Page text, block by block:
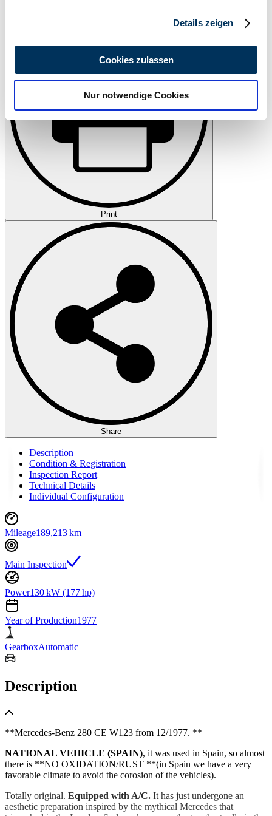
analysieren. Außerdem geben wir Informationen zu Ihrer
Verwendung unserer Website an unsere Partner für
soziale Medien, Werbung und Analysen weiter. Unsere
Partner führen diese Informationen möglicherweise mit
weiteren Daten zusammen, die Sie ihnen bereitgestellt
haben oder die sie im Rahmen Ihrer Nutzung der Dienste
gesammelt haben.Datenschutzerklärung
Details zeigen
Cookies zulassen
Nur notwendige Cookies
Print
Share
Description
Condition & Registration
Inspection Report
Technical Details
Individual Configuration
Mileage189,213 km
Main Inspection
Power130 kW (177 hp)
Year of Production1977
GearboxAutomatic
Description
**Mercedes-Benz 280 CE W123 from 12/1977. **
NATIONAL VEHICLE (SPAIN), it was used in Spain, so almost
there is **NO OXIDATION/RUST **(in Spain we have a very
favorable climate to avoid the corosion of the vehicles).
Totally original. Equipped with A/C. It has just undergone an
aesthetic preparation inspired by the mythical Mercedes that